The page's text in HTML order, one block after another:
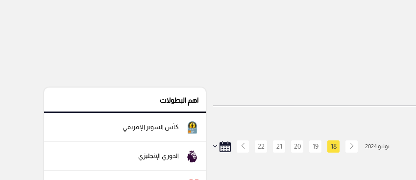
يونيو 2024 18
19
20
21
22
اهم البطولات
كأس السوبر الإفريقي
الدوري الإنجليزي